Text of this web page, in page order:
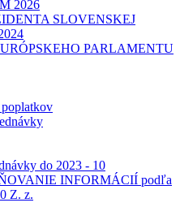
2026
SLOVENSKEJ
PARLAMENTU
do 2023 - 10
INFORMÁCIÍ podľa
Z. z.